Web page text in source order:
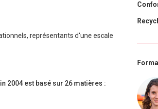
représentants d'une escale
2004 est basé sur 26 matières :